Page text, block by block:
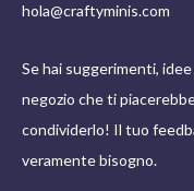
hola@craftyminis.com
Se hai suggerimenti,
negozio che ti
condividerlo! Il tuo
veramente bisogno.